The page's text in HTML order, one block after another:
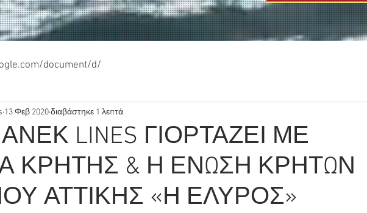
document/d/
LINES ΓΙΟΡΤΑΖΕΙ ΜΕ
ΚΡΗΤΗΣ & Η ΕΝΩΣΗ ΚΡΗΤΩΝ
ΑΤΤΙΚΗΣ «Η ΕΛΥΡΟΣ»
13 Φεβ 2020διαβάστηκε 1 λεπτά